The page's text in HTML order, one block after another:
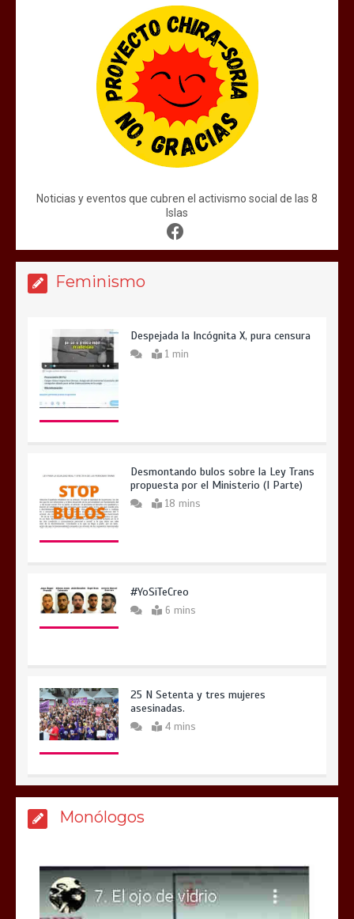
Noticias y eventos que cubren el activismo social de las 8
Islas
Feminismo
Despejada la Incógnita X, pura censura
1 min
Desmontando bulos sobre la Ley Trans
propuesta por el Ministerio (I Parte)
18 mins
#YoSiTeCreo
6 mins
25 N Setenta y tres mujeres
asesinadas.
4 mins
Monólogos